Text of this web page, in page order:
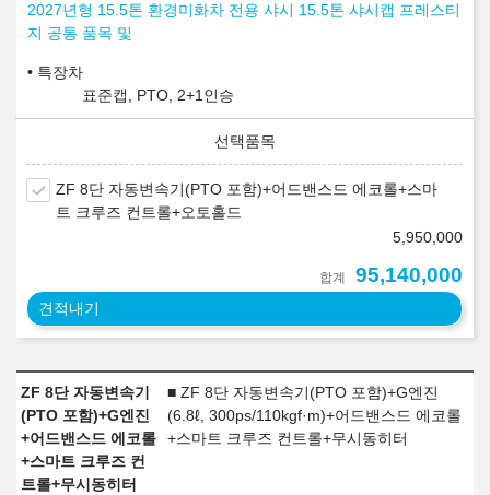
2027년형 15.5톤 환경미화차 전용 샤시 15.5톤 샤시캡 프레스티
지 공통 품목 및
특장차
표준캡, PTO, 2+1인승
ZF 8단 자동변속기(PTO 포함)+어드밴스드 에코롤+스마
트 크루즈 컨트롤+오토홀드
5,950,000
합계 95,140,000
견적내기
ZF 8단 자동변속기
(PTO 포함)+G엔진
+어드밴스드 에코롤
+스마트 크루즈 컨
트롤+무시동히터
■ ZF 8단 자동변속기(PTO 포함)+G엔진
(6.8ℓ, 300ps/110kgf·m)+어드밴스드 에코롤
+스마트 크루즈 컨트롤+무시동히터